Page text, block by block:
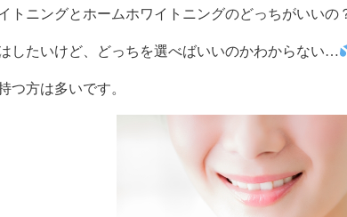
トニングとホームホワイトニングのどっちがいいの
したいけど、どっちを選べばいいのかわからない…
つ方は多いです。